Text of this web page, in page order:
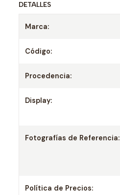
DETALLES
Marca:
Código:
Procedencia:
Display:
Fotografías de Referencia:
Política de Precios: